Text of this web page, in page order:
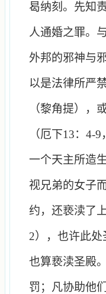
曷纳刻。先知
人通婚之罪。
外邦的邪神与
以是法律所严
（黎角提），
（厄下13： 4-9
一个天主所造
视兄弟的女子
约，还亵渎了
2），也许此
也算亵渎圣殿
罚；凡协助他